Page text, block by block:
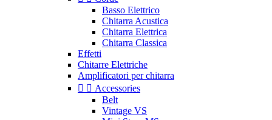
Basso Elettrico
Chitarra Acustica
Chitarra Elettrica
Chitarra Classica
Effetti
Chitarre Elettriche
Amplificatori per chitarra
  Accessories
Belt
Vintage VS